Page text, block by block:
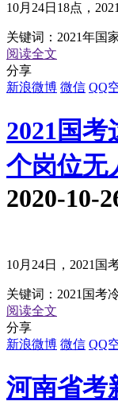
10月24日18点，
关键词： 2021年国
阅读全文
分享
新浪微博 微信 QQ
2021国
个岗位无
2020-10-
10月24日，2021国
关键词： 2021国考
阅读全文
分享
新浪微博 微信 QQ
河南省考